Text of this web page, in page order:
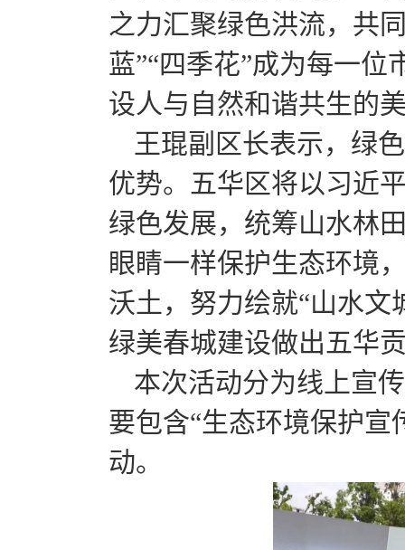
之力汇聚绿色洪流，共
蓝”“四季花”成为每一
设人与自然和谐共生的
王琨副区长表示，绿
优势。五华区将以习近
绿色发展，统筹山水林
眼睛一样保护生态环境
沃土，努力绘就“山水文
绿美春城建设做出五华
本次活动分为线上宣
要包含“生态环境保护宣
动。